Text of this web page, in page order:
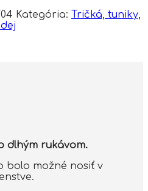
Kategória: Tričká, tuniky,
dlhým rukávom.
bolo možné nosiť v